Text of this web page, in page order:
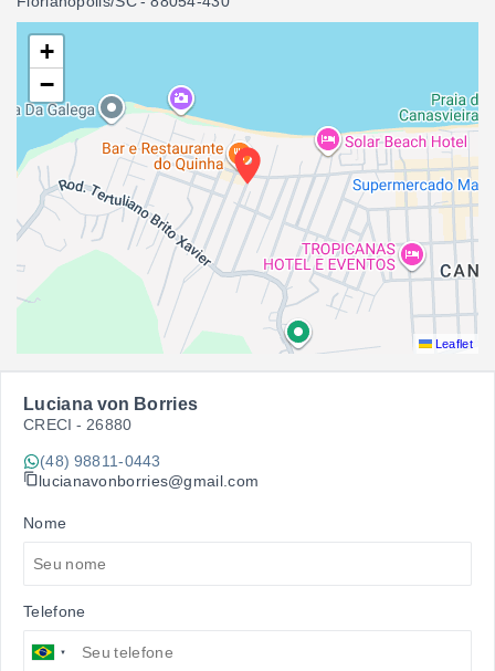
+
−
Leaflet
Luciana von Borries
CRECI - 26880
(48) 98811-0443
lucianavonborries@gmail.com
Nome
Telefone